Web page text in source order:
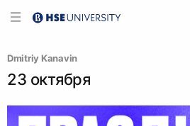
Dmitriy Kanavin
23 октября